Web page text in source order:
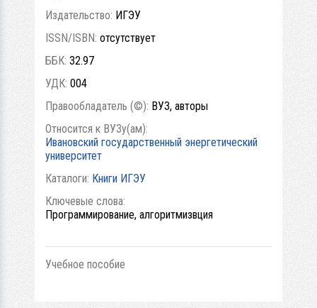
Издательство: ИГЭУ
ISSN/ISBN: отсутствует
ББК: 32.97
УДК: 004
Правообладатель (©): ВУЗ, авторы
Относится к ВУЗу(ам):
Ивановский государственный энергетический
университет
Каталоги: Книги ИГЭУ
Ключевые слова:
Программирование, алгоритмизвция
Учебное пособие